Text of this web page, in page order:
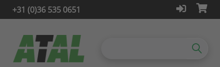
+31 (0)36 535 0651